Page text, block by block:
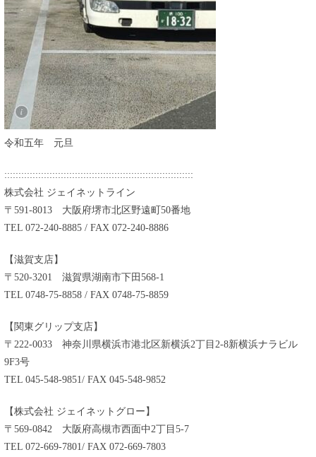
令和五年 元旦
:::::::::::::::::::::::::::::::::::::::::::::::::::::::::::::::::::
株式会社 ジェイネットライン
〒591-8013 大阪府堺市北区野遠町50番地
TEL 072-240-8885 / FAX 072-240-8886
【滋賀支店】
〒520-3201 滋賀県湖南市下田568-1
TEL 0748-75-8858 / FAX 0748-75-8859
【関東グリップ支店】
〒222-0033 神奈川県横浜市港北区新横浜2丁目2-8新横浜ナラビル
9F3号
TEL 045-548-9851/ FAX 045-548-9852
【株式会社 ジェイネットグロー】
〒569-0842 大阪府高槻市西面中2丁目5-7
TEL 072-669-7801/ FAX 072-669-7803